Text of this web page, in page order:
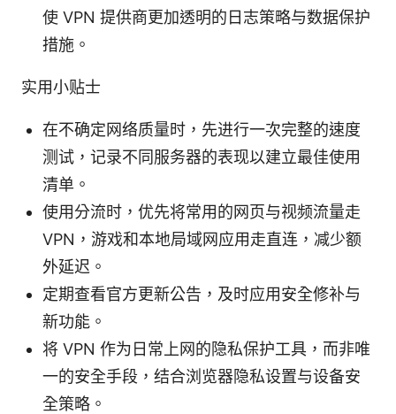
使 VPN 提供商更加透明的日志策略与数据保护
措施。
实用小贴士
在不确定网络质量时，先进行一次完整的速度
测试，记录不同服务器的表现以建立最佳使用
清单。
使用分流时，优先将常用的网页与视频流量走
VPN，游戏和本地局域网应用走直连，减少额
外延迟。
定期查看官方更新公告，及时应用安全修补与
新功能。
将 VPN 作为日常上网的隐私保护工具，而非唯
一的安全手段，结合浏览器隐私设置与设备安
全策略。